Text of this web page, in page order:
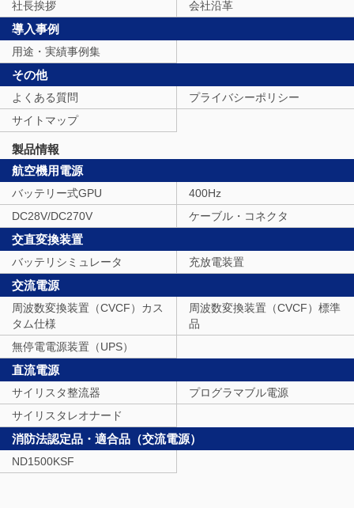
社長挨拶
会社沿革
導入事例
用途・実績事例集
その他
よくある質問
プライバシーポリシー
サイトマップ
製品情報
航空機用電源
バッテリー式GPU
400Hz
DC28V/DC270V
ケーブル・コネクタ
交直変換装置
バッテリシミュレータ 充放電装置
交流電源
周波数変換装置（CVCF）カス
タム仕様
周波数変換装置（CVCF）標準
品
無停電電源装置（UPS）
直流電源
サイリスタ整流器
プログラマブル電源
サイリスタレオナード
消防法認定品・適合品（交流電源）
ND1500KSF